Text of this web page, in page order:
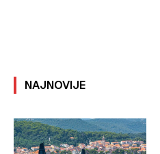
NAJNOVIJE